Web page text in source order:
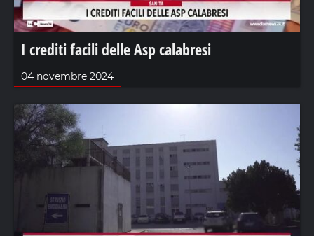
I crediti facili delle Asp calabresi
04 novembre 2024